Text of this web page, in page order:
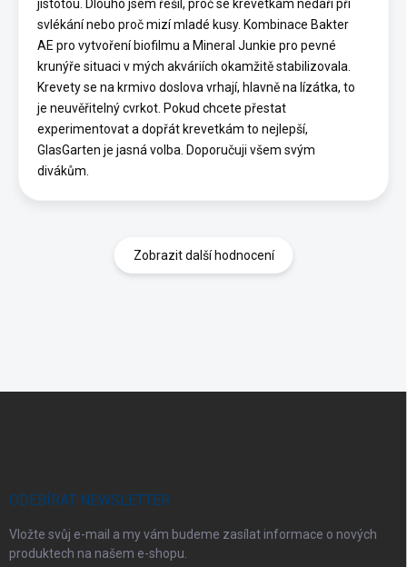
jistotou. Dlouho jsem řešil, proč se krevetkám nedaří při
svlékání nebo proč mizí mladé kusy. Kombinace Bakter
AE pro vytvoření biofilmu a Mineral Junkie pro pevné
krunýře situaci v mých akváriích okamžitě stabilizovala.
Krevety se na krmivo doslova vrhají, hlavně na lízátka, to
je neuvěřitelný cvrkot. Pokud chcete přestat
experimentovat a dopřát krevetkám to nejlepší,
GlasGarten je jasná volba. Doporučuji všem svým
divákům.
Zobrazit další hodnocení
ODEBÍRAT NEWSLETTER
Vložte svůj e-mail a my vám budeme zasílat informace o nových
produktech na našem e-shopu.